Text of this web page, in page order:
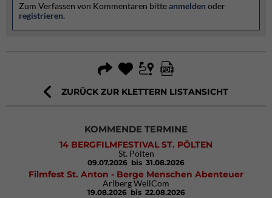
Zum Verfassen von Kommentaren bitteanmelden oder
registrieren.
ZURÜCK ZUR KLETTERN LISTANSICHT
KOMMENDE TERMINE
14 BERGFILMFESTIVAL ST. PÖLTEN
St. Pölten
09.07.2026 bis 31.08.2026
Filmfest St. Anton - Berge Menschen Abenteuer
Arlberg WellCom
19.08.2026 bis 22.08.2026